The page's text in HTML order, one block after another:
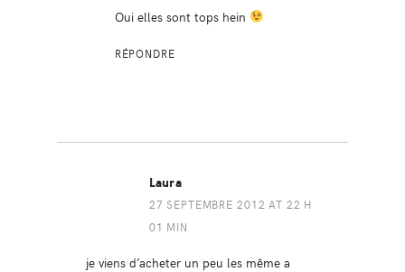
Oui elles sont tops hein
RÉPONDRE
Laura
27 SEPTEMBRE 2012 AT 22 H
01 MIN
je viens d’acheter un peu les même a